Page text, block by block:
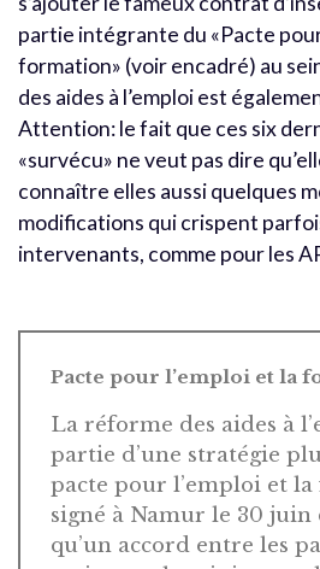
partie intégrante du «Pacte
formation» (voir encadré) au
des aides à l’emploi est
Attention: le fait que ces six
«survécu» ne veut pas dire
connaître elles aussi quelques
modifications qui crispent
intervenants, comme pour les
Pacte pour l’emploi et la
La réforme des aides à
partie d’une stratégie
pacte pour l’emploi et
signé à Namur le 30
qu’un accord entre les